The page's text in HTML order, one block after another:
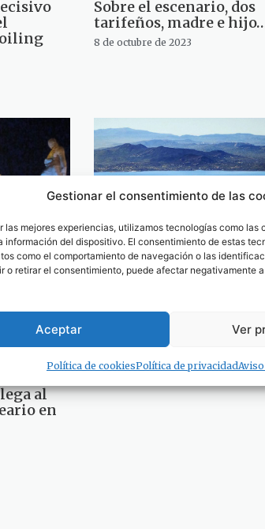
Gestionar el consentimiento de las
las mejores experiencias, utilizamos tecnologías como las
información del dispositivo. El consentimiento de estas
como el comportamiento de navegación o las
o retirar el consentimiento, puede afectar negativamente
Aceptar Ver
Política de cookiesPolítica de privacidad
Sobre el escenario, dos
tarifeños, madre e
8 de octubre de 2023
por el
El Campo de Gibraltar
ensayos de defensa del
18 de febrero de 2023
al
en